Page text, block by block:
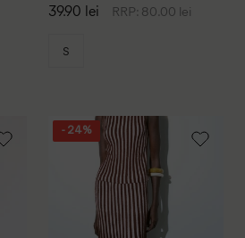
39.90 lei RRP: 80.00 lei
S
- 24%